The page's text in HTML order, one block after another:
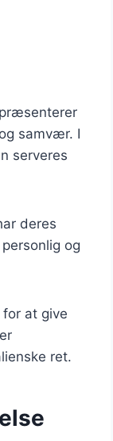
samvær. I
serveres
deres
og
at give
ret.